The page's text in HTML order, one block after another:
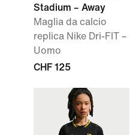
Stadium – Away
Maglia da calcio
replica Nike Dri-FIT –
Uomo
CHF 125